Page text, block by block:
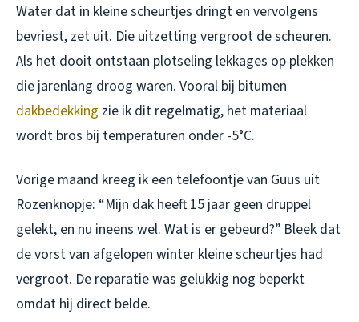
Water dat in kleine scheurtjes dringt en vervolgens
bevriest, zet uit. Die uitzetting vergroot de scheuren.
Als het dooit ontstaan plotseling lekkages op plekken
die jarenlang droog waren. Vooral bij bitumen
dakbedekking zie ik dit regelmatig, het materiaal
wordt bros bij temperaturen onder -5°C.
Vorige maand kreeg ik een telefoontje van Guus uit
Rozenknopje: “Mijn dak heeft 15 jaar geen druppel
gelekt, en nu ineens wel. Wat is er gebeurd?” Bleek dat
de vorst van afgelopen winter kleine scheurtjes had
vergroot. De reparatie was gelukkig nog beperkt
omdat hij direct belde.